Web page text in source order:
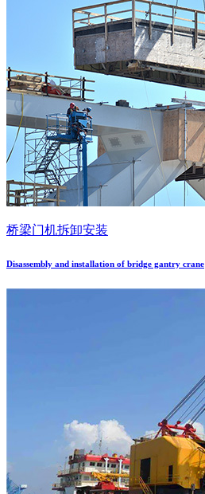
桥梁门机拆卸安装
Disassembly and installation of bridge gantry crane